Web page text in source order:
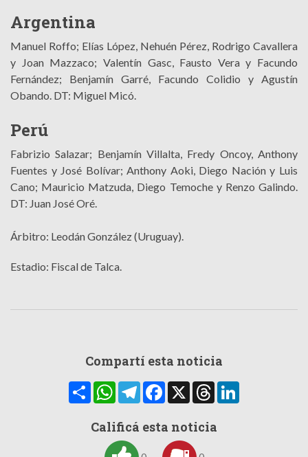
Argentina
Manuel Roffo; Elías López, Nehuén Pérez, Rodrigo Cavallera
y Joan Mazzaco; Valentín Gasc, Fausto Vera y Facundo
Fernández; Benjamín Garré, Facundo Colidio y Agustín
Obando. DT: Miguel Micó.
Perú
Fabrizio Salazar; Benjamín Villalta, Fredy Oncoy, Anthony
Fuentes y José Bolívar; Anthony Aoki, Diego Nación y Luis
Cano; Mauricio Matzuda, Diego Temoche y Renzo Galindo.
DT: Juan José Oré.
Árbitro: Leodán González (Uruguay).
Estadio: Fiscal de Talca.
Compartí esta noticia
CompartirWhatsAppTelegramFacebook
X Threads
Calificá esta noticia